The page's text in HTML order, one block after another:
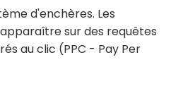
d'enchères. Les
sur des requêtes
au clic (PPC - Pay Per